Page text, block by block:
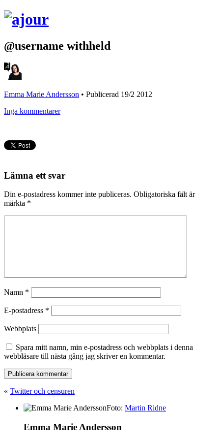
@username withheld
Emma Marie Andersson • Publicerad 19/2 2012
Inga kommentarer
Lämna ett svar
Din e-postadress kommer inte publiceras. Obligatoriska fält är
märkta *
Namn *
E-postadress *
Webbplats
Spara mitt namn, min e-postadress och webbplats i denna
webbläsare till nästa gång jag skriver en kommentar.
« Twitter och censuren
Foto: Martin Ridne
Emma Marie Andersson